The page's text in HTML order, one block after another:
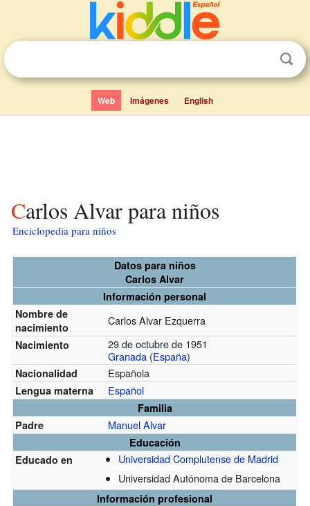
Web Imágenes English
Carlos Alvar para niños
Enciclopedia para niños
Datos para niños
Carlos Alvar
Información personal
Nombre de
nacimiento
Carlos Alvar Ezquerra
Nacimiento
29 de octubre de 1951
Granada (España)
Nacionalidad Española
Lengua materna Español
Familia
Padre
Manuel Alvar
Educación
Educado en
Universidad Complutense de Madrid
Universidad Autónoma de Barcelona
Información profesional